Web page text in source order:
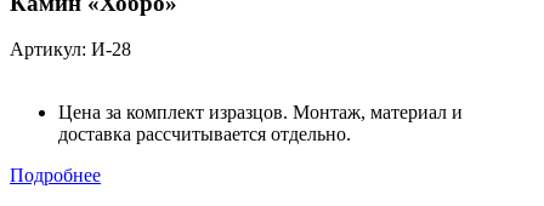
Артикул: И-28
Цена за комплект изразцов. Монтаж, материал и
доставка рассчитывается отдельно.
Подробнее